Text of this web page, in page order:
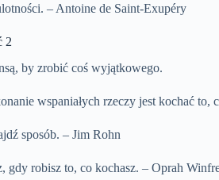
– Antoine de Saint-Exupéry
2
by zrobić coś wyjątkowego.
wspaniałych rzeczy jest kochać to,
sposób. – Jim Rohn
gdy robisz to, co kochasz. – Oprah